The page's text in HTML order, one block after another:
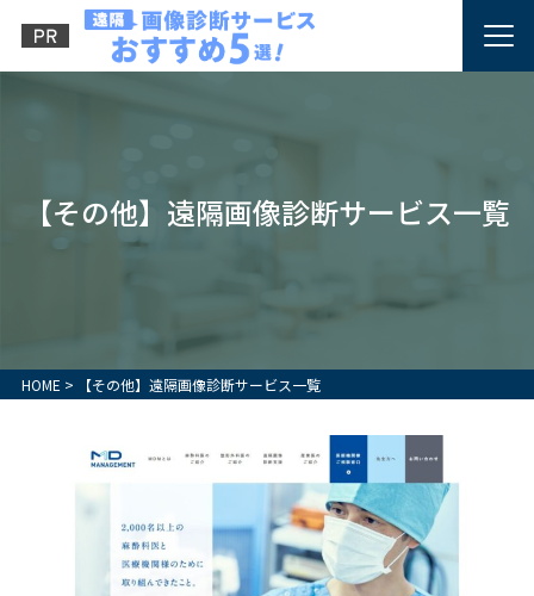
【その他】遠隔画像診断サービス一覧
HOME > 【その他】遠隔画像診断サービス一覧